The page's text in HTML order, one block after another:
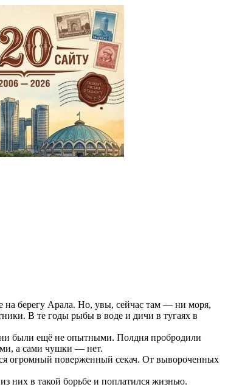
на берегу Арала. Но, увы, сейчас там — ни моря,
В те годы рыбы в воде и дичи в тугаях в
были ещё не опытными. Полдня пробродили
а сами чушки — нет.
огромный поверженный секач. От вывороченных
них в такой борьбе и поплатился жизнью.